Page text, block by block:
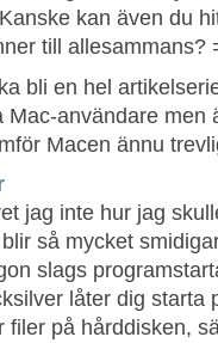
kan även du
till allesammans?
bli en hel
Mac-användare men
Macen ännu
jag inte hur jag
så mycket
slags
låter dig starta
filer på hårddisken,